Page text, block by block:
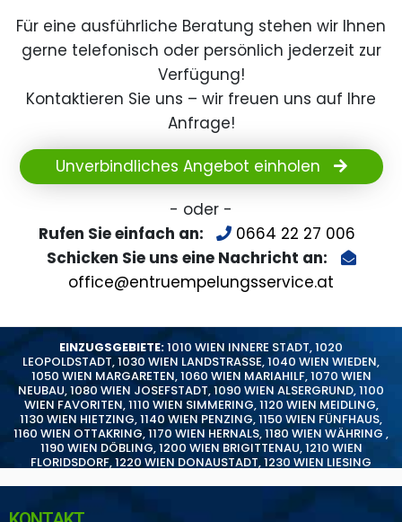
Für eine ausführliche Beratung stehen wir Ihnen
gerne telefonisch oder persönlich jederzeit zur
Verfügung!
Kontaktieren Sie uns – wir freuen uns auf Ihre
Anfrage!
Unverbindliches Angebot einholen
- oder -
Rufen Sie einfach an:
0664 22 27 006
Schicken Sie uns eine Nachricht an:
office@entruempelungsservice.at
EINZUGSGEBIETE:1010 WIEN INNERE STADT,1020
LEOPOLDSTADT,1030 WIEN LANDSTRASSE,1040 WIEN WIEDEN,
1050 WIEN MARGARETEN,1060 WIEN MARIAHILF,1070 WIEN
NEUBAU,1080 WIEN JOSEFSTADT,1090 WIEN ALSERGRUND,1100
WIEN FAVORITEN,1110 WIEN SIMMERING,1120 WIEN MEIDLING,
1130 WIEN HIETZING,1140 WIEN PENZING,1150 WIEN FÜNFHAUS,
1160 WIEN OTTAKRING,1170 WIEN HERNALS,1180 WIEN WÄHRING ,
1190 WIEN DÖBLING,1200 WIEN BRIGITTENAU,1210 WIEN
FLORIDSDORF,1220 WIEN DONAUSTADT,1230 WIEN LIESING